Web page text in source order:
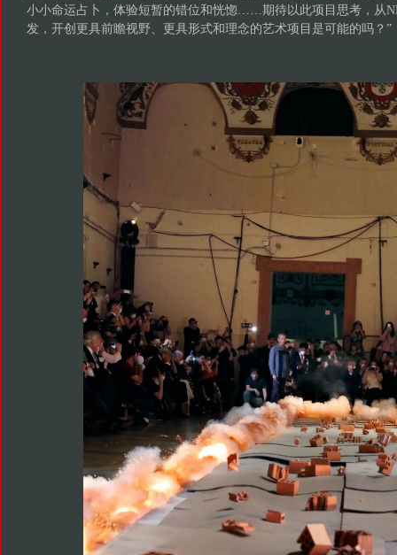
小小命运占卜，体验短暂的错位和恍惚……期待以此项目思考，从
发，开创更具前瞻视野、更具形式和理念的艺术项目是可能的吗？”